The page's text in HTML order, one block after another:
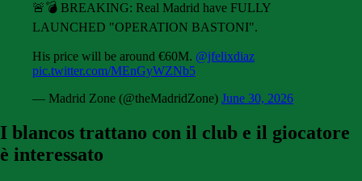
🚨💣 BREAKING: Real Madrid have FULLY
LAUNCHED "OPERATION BASTONI".
His price will be around €60M. @jfelixdiaz
pic.twitter.com/MEnGyWZNb5
— Madrid Zone (@theMadridZone) June 30, 2026
I blancos trattano con il club e il giocatore
è interessato